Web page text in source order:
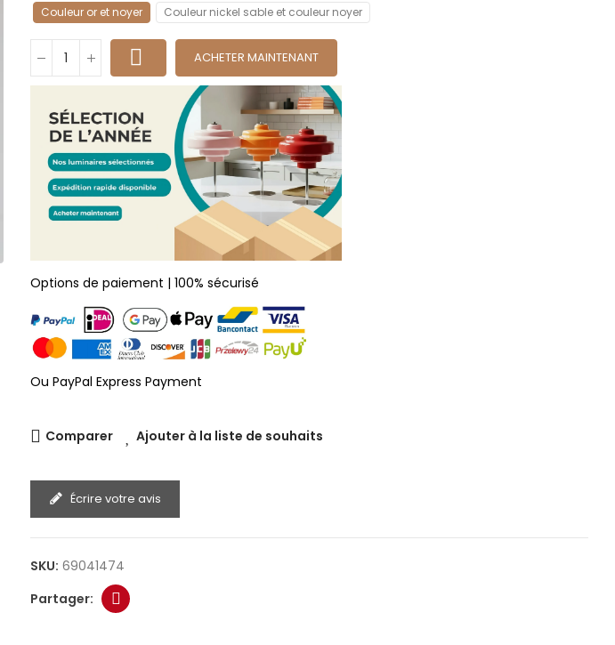
Couleur or et noyer Couleur nickel sable et couleur noyer
ACHETER MAINTENANT
Options de paiement | 100% sécurisé
Ou PayPal Express Payment
Comparer Ajouter à la liste de souhaits
Écrire votre avis
SKU: 69041474